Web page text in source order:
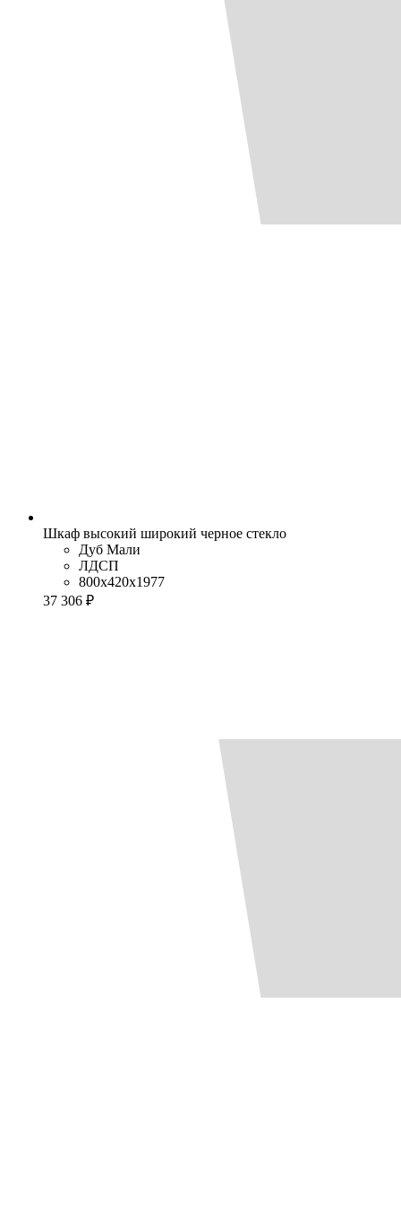
Шкаф высокий широкий черное стекло
Дуб Мали
ЛДСП
800x420x1977
37 306 ₽